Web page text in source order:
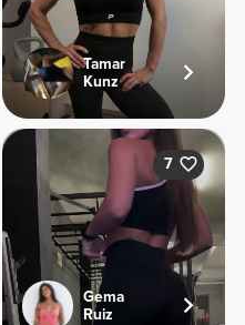
Tamar
Kunz
7
Gema
Ruiz